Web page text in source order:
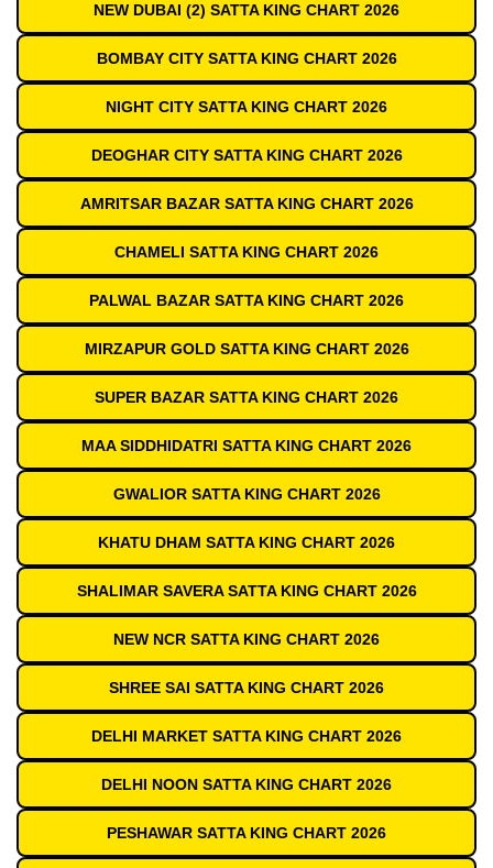
NEW DUBAI (2) SATTA KING CHART 2026
BOMBAY CITY SATTA KING CHART 2026
NIGHT CITY SATTA KING CHART 2026
DEOGHAR CITY SATTA KING CHART 2026
AMRITSAR BAZAR SATTA KING CHART 2026
CHAMELI SATTA KING CHART 2026
PALWAL BAZAR SATTA KING CHART 2026
MIRZAPUR GOLD SATTA KING CHART 2026
SUPER BAZAR SATTA KING CHART 2026
MAA SIDDHIDATRI SATTA KING CHART 2026
GWALIOR SATTA KING CHART 2026
KHATU DHAM SATTA KING CHART 2026
SHALIMAR SAVERA SATTA KING CHART 2026
NEW NCR SATTA KING CHART 2026
SHREE SAI SATTA KING CHART 2026
DELHI MARKET SATTA KING CHART 2026
DELHI NOON SATTA KING CHART 2026
PESHAWAR SATTA KING CHART 2026